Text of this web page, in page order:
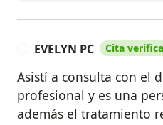
EVELYN PC Cita
Asistí a consulta con el
profesional y es una
además el tratamiento